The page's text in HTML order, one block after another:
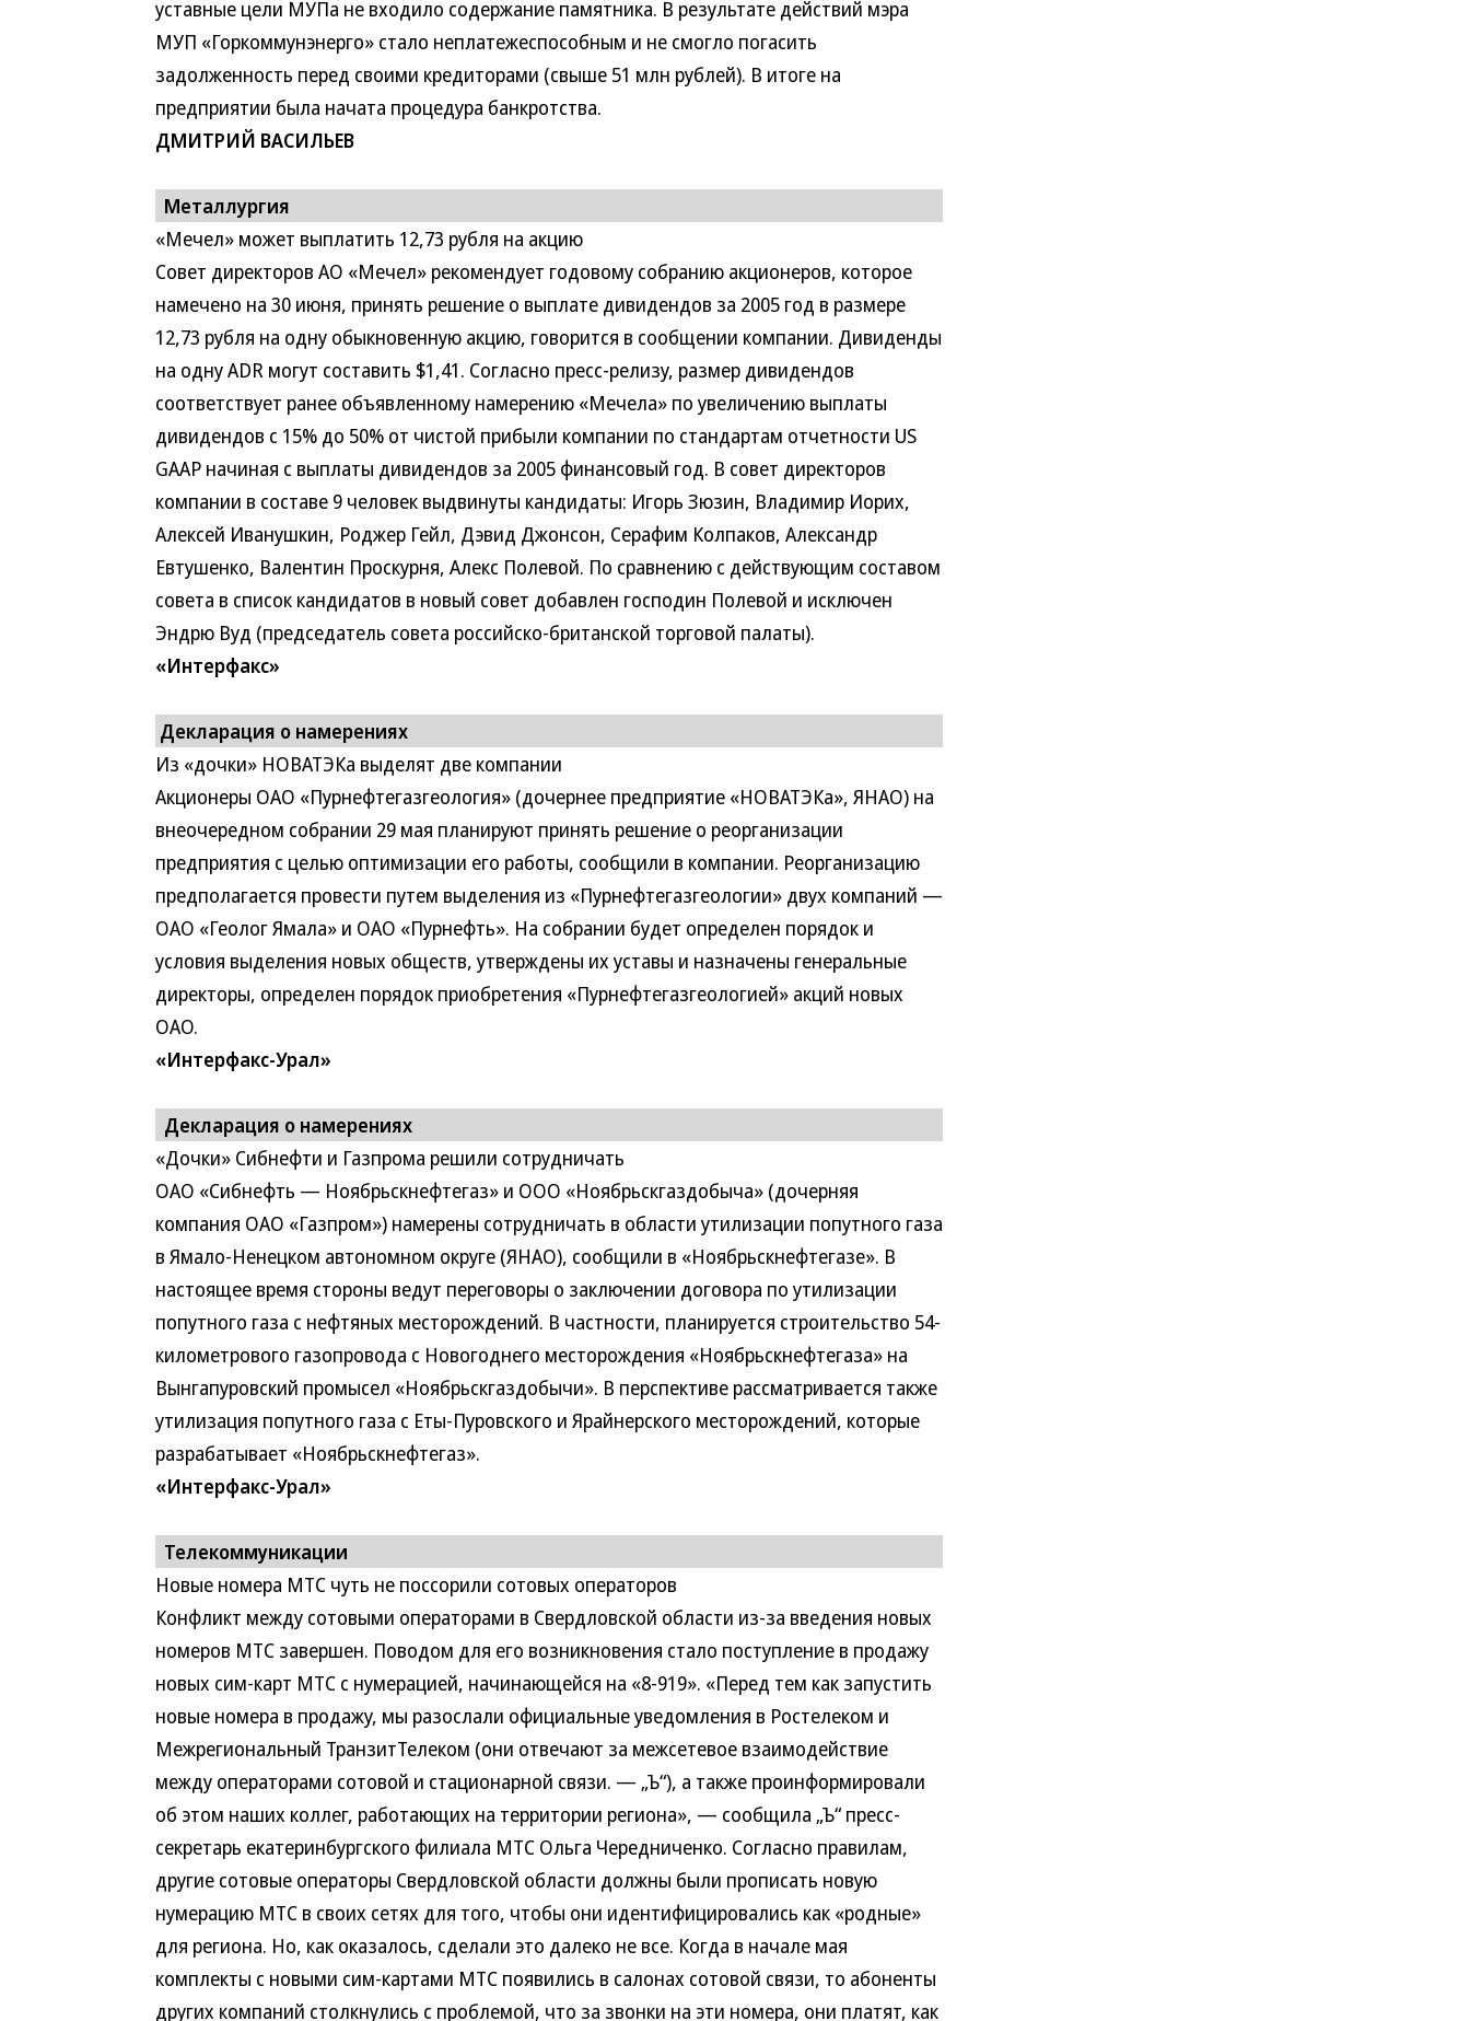
уставные цели МУПа не входило содержание памятника. В результате действий мэра
МУП «Горкоммунэнерго» стало неплатежеспособным и не смогло погасить
задолженность перед своими кредиторами (свыше 51 млн рублей). В итоге на
предприятии была начата процедура банкротства.
ДМИТРИЙ ВАСИЛЬЕВ
Металлургия
«Мечел» может выплатить 12,73 рубля на акцию
Совет директоров АО «Мечел» рекомендует годовому собранию акционеров, которое
намечено на 30 июня, принять решение о выплате дивидендов за 2005 год в размере
12,73 рубля на одну обыкновенную акцию, говорится в сообщении компании. Дивиденды
на одну ADR могут составить $1,41. Согласно пресс-релизу, размер дивидендов
соответствует ранее объявленному намерению «Мечела» по увеличению выплаты
дивидендов с 15% до 50% от чистой прибыли компании по стандартам отчетности US
GAAP начиная с выплаты дивидендов за 2005 финансовый год. В совет директоров
компании в составе 9 человек выдвинуты кандидаты: Игорь Зюзин, Владимир Иорих,
Алексей Иванушкин, Роджер Гейл, Дэвид Джонсон, Серафим Колпаков, Александр
Евтушенко, Валентин Проскурня, Алекс Полевой. По сравнению с действующим составом
совета в список кандидатов в новый совет добавлен господин Полевой и исключен
Эндрю Вуд (председатель совета российско-британской торговой палаты).
«Интерфакс»
Декларация о намерениях
Из «дочки» НОВАТЭКа выделят две компании
Акционеры ОАО «Пурнефтегазгеология» (дочернее предприятие «НОВАТЭКа», ЯНАО) на
внеочередном собрании 29 мая планируют принять решение о реорганизации
предприятия с целью оптимизации его работы, сообщили в компании. Реорганизацию
предполагается провести путем выделения из «Пурнефтегазгеологии» двух компаний —
ОАО «Геолог Ямала» и ОАО «Пурнефть». На собрании будет определен порядок и
условия выделения новых обществ, утверждены их уставы и назначены генеральные
директоры, определен порядок приобретения «Пурнефтегазгеологией» акций новых
ОАО.
«Интерфакс-Урал»
Декларация о намерениях
«Дочки» Сибнефти и Газпрома решили сотрудничать
ОАО «Сибнефть — Ноябрьскнефтегаз» и ООО «Ноябрьскгаздобыча» (дочерняя
компания ОАО «Газпром») намерены сотрудничать в области утилизации попутного газа
в Ямало-Ненецком автономном округе (ЯНАО), сообщили в «Ноябрьскнефтегазе». В
настоящее время стороны ведут переговоры о заключении договора по утилизации
попутного газа с нефтяных месторождений. В частности, планируется строительство 54-
километрового газопровода с Новогоднего месторождения «Ноябрьскнефтегаза» на
Вынгапуровский промысел «Ноябрьскгаздобычи». В перспективе рассматривается также
утилизация попутного газа с Еты-Пуровского и Ярайнерского месторождений, которые
разрабатывает «Ноябрьскнефтегаз».
«Интерфакс-Урал»
Телекоммуникации
Новые номера МТС чуть не поссорили сотовых операторов
Конфликт между сотовыми операторами в Свердловской области из-за введения новых
номеров МТС завершен. Поводом для его возникновения стало поступление в продажу
новых сим-карт МТС с нумерацией, начинающейся на «8-919». «Перед тем как запустить
новые номера в продажу, мы разослали официальные уведомления в Ростелеком и
Межрегиональный ТранзитТелеком (они отвечают за межсетевое взаимодействие
между операторами сотовой и стационарной связи. — „Ъ“), а также проинформировали
об этом наших коллег, работающих на территории региона», — сообщила „Ъ“ пресс-
секретарь екатеринбургского филиала МТС Ольга Чередниченко. Согласно правилам,
другие сотовые операторы Свердловской области должны были прописать новую
нумерацию МТС в своих сетях для того, чтобы они идентифицировались как «родные»
для региона. Но, как оказалось, сделали это далеко не все. Когда в начале мая
комплекты с новыми сим-картами МТС появились в салонах сотовой связи, то абоненты
других компаний столкнулись с проблемой, что за звонки на эти номера, они платят, как